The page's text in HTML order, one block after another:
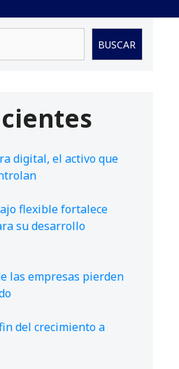
BUSCAR
digital, el activo que
flexible fortalece
su desarrollo
las empresas pierden
del crecimiento a